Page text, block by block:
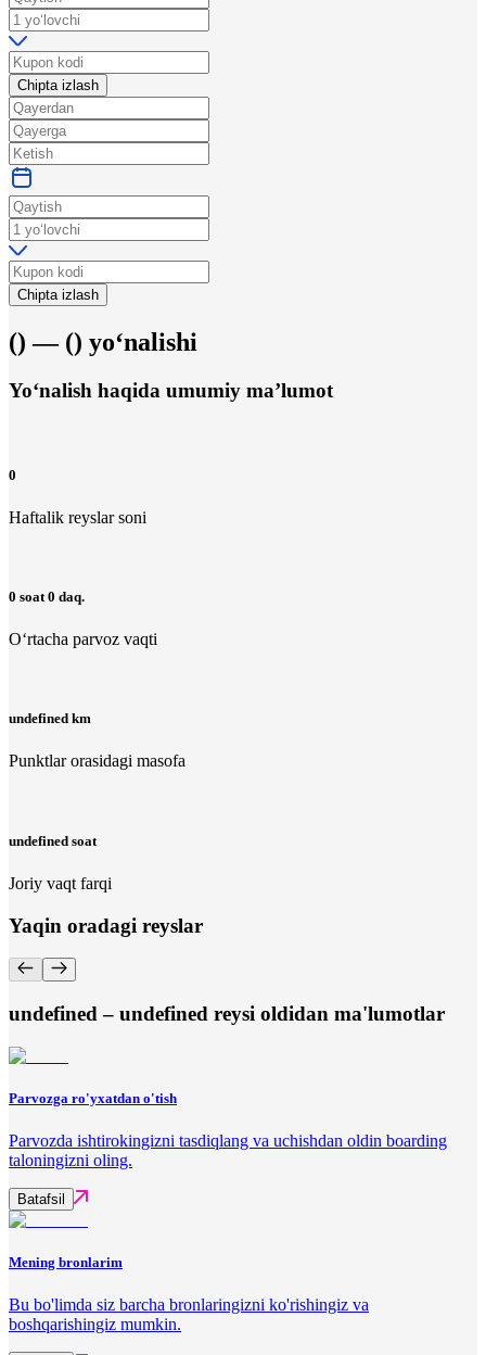
Chipta izlash
Chipta izlash
() — () yo‘nalishi
Yo‘nalish haqida umumiy ma’lumot
0
Haftalik reyslar soni
0 soat 0 daq.
O‘rtacha parvoz vaqti
undefined km
Punktlar orasidagi masofa
undefined soat
Joriy vaqt farqi
Yaqin oradagi reyslar
undefined – undefined reysi oldidan ma'lumotlar
Parvozga ro'yxatdan o'tish
Parvozda ishtirokingizni tasdiqlang va uchishdan oldin boarding
taloningizni oling.
Batafsil
Mening bronlarim
Bu bo'limda siz barcha bronlaringizni ko'rishingiz va
boshqarishingiz mumkin.